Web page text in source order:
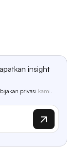
insight
privasi kami.